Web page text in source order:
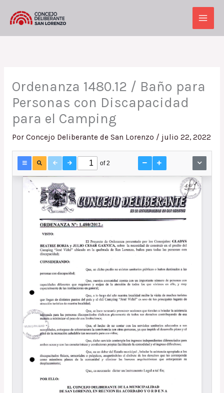
Main
Ordenanza 1480.12 / Baño para
Personas con Discapacidad
para el Camping
Por Concejo Deliberante de San Lorenzo / julio 22, 2022